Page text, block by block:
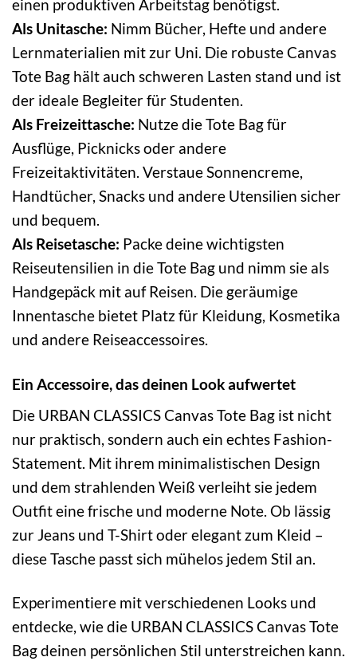
einen produktiven Arbeitstag benötigst.
Als Unitasche: Nimm Bücher, Hefte und andere
Lernmaterialien mit zur Uni. Die robuste Canvas
Tote Bag hält auch schweren Lasten stand und ist
der ideale Begleiter für Studenten.
Als Freizeittasche: Nutze die Tote Bag für
Ausflüge, Picknicks oder andere
Freizeitaktivitäten. Verstaue Sonnencreme,
Handtücher, Snacks und andere Utensilien sicher
und bequem.
Als Reisetasche: Packe deine wichtigsten
Reiseutensilien in die Tote Bag und nimm sie als
Handgepäck mit auf Reisen. Die geräumige
Innentasche bietet Platz für Kleidung, Kosmetika
und andere Reiseaccessoires.
Ein Accessoire, das deinen Look aufwertet
Die URBAN CLASSICS Canvas Tote Bag ist nicht
nur praktisch, sondern auch ein echtes Fashion-
Statement. Mit ihrem minimalistischen Design
und dem strahlenden Weiß verleiht sie jedem
Outfit eine frische und moderne Note. Ob lässig
zur Jeans und T-Shirt oder elegant zum Kleid –
diese Tasche passt sich mühelos jedem Stil an.
Experimentiere mit verschiedenen Looks und
entdecke, wie die URBAN CLASSICS Canvas Tote
Bag deinen persönlichen Stil unterstreichen kann.